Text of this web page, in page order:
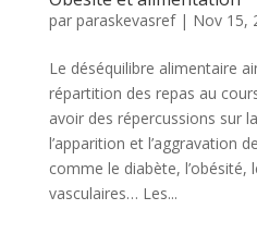
par paraskevasref| Nov 15,
Le déséquilibre alimentaire
répartition des repas au
avoir des répercussions sur
l’apparition et l’aggravation
comme le diabète, l’obésité,
vasculaires… Les...